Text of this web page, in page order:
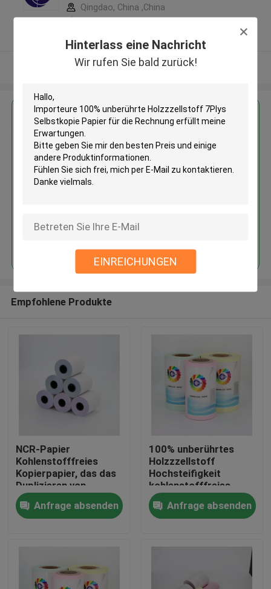
Hinterlass eine Nachricht
Wir rufen Sie bald zurück!
EINREICHUNGEN
Zu Hause
Über uns
Qingdao, China ,China
Sehen Sie mehr an
Erhalten Sie den besten Preis für
Importeure 100% unberührte
Holzzzellstoff 7Plys Selbstkopie
Papier für die Rechnung
Empfohlene Produkte
NCR-Papier
Kohlenstofffreies
Kopierpapier, das das
Duplizieren von
Dokumenten mit klar
lesbaren Kopien
ermöglicht, perfekt
Anfrage absenden
100% unberührtes
Holzzzellstoff
Hochsteifigkeit
kohlenstofffreies
NCR-Papier,
Mikrophorpapier
Anfrage absenden